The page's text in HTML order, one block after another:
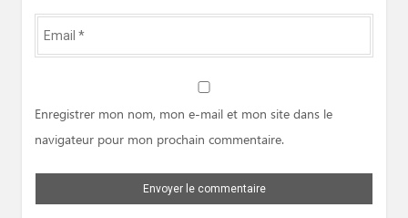
Email
*
Enregistrer mon nom, mon e-mail et mon site dans le
navigateur pour mon prochain commentaire.